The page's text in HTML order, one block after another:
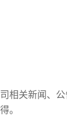
相关新闻、
。